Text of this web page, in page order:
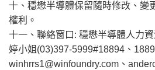
十、穩懋半導體保留隨時修改、變
權利。
十一、聯絡窗口: 穩懋半導體人力
婷小姐(03)397-5999#18894、
winhrrs1@winfoundry.com、